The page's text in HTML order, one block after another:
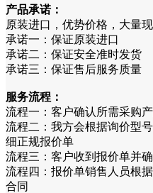
产品承诺：
原装进口，优势价格，大量现
承诺一：保证原装进口
承诺二：保证安全准时发货
承诺三：保证售后服务质量
服务流程：
流程一：客户确认所需采购
流程二：我方会根据询价型
细正规报价单
流程三：客户收到报价单并
流程四：报价单销售人员根
合同